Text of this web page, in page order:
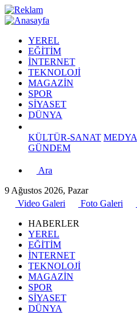
YEREL
EĞİTİM
İNTERNET
TEKNOLOJİ
MAGAZİN
SPOR
SİYASET
DÜNYA
KÜLTÜR-SANAT MEDYA
GÜNDEM
Ara
9 Ağustos 2026, Pazar
Video Galeri
Foto Galeri
HABERLER
YEREL
EĞİTİM
İNTERNET
TEKNOLOJİ
MAGAZİN
SPOR
SİYASET
DÜNYA